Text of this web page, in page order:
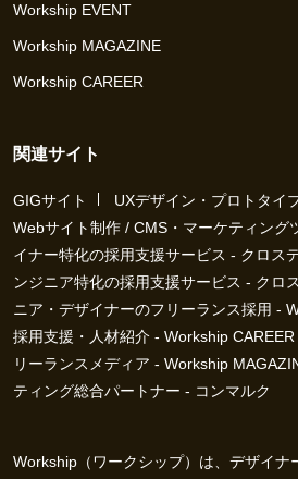
Workship EVENT
Workship MAGAZINE
Workship CAREER
関連サイト
GIGサイト
UXデザイン・プロトタイ
Webサイト制作 / CMS・マーケティング
イナー特化の採用支援サービス - クロス
ンジニア特化の採用支援サービス - クロ
ニア・デザイナーのフリーランス採用 -
採用支援・人材紹介 - Workship CAREER
リーランスメディア - Workship
ティング総合パートナー - コンマルク
Workship（ワークシップ）は、デザイナ